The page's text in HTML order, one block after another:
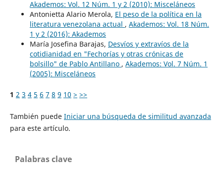
Akademos: Vol. 12 Núm. 1 y 2 (2010): Misceláneos
Antonietta Alario Merola, El peso de la política en la
literatura venezolana actual , Akademos: Vol. 18 Núm.
1 y 2 (2016): Akademos
María Josefina Barajas, Desvíos y extravíos de la
cotidianidad en "Fechorías y otras crónicas de
bolsillo" de Pablo Antillano , Akademos: Vol. 7 Núm. 1
(2005): Misceláneos
1 2 3 4 5 6 7 8 9 10 > >>
También puede Iniciar una búsqueda de similitud avanzada
para este artículo.
Palabras clave